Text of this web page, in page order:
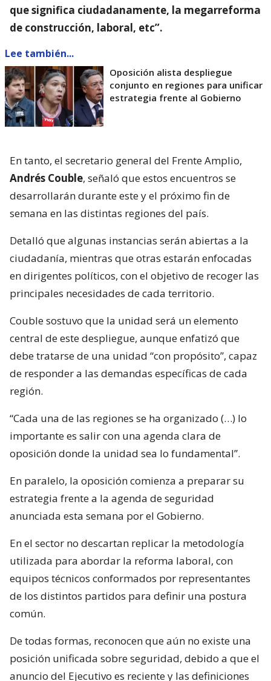
que significa ciudadanamente, la megarreforma
de construcción, laboral, etc”.
Lee también...
Oposición alista despliegue
conjunto en regiones para unificar
estrategia frente al Gobierno
En tanto, el secretario general del Frente Amplio,
Andrés Couble, señaló que estos encuentros se
desarrollarán durante este y el próximo fin de
semana en las distintas regiones del país.
Detalló que algunas instancias serán abiertas a la
ciudadanía, mientras que otras estarán enfocadas
en dirigentes políticos, con el objetivo de recoger las
principales necesidades de cada territorio.
Couble sostuvo que la unidad será un elemento
central de este despliegue, aunque enfatizó que
debe tratarse de una unidad “con propósito”, capaz
de responder a las demandas específicas de cada
región.
“Cada una de las regiones se ha organizado (…) lo
importante es salir con una agenda clara de
oposición donde la unidad sea lo fundamental”.
En paralelo, la oposición comienza a preparar su
estrategia frente a la agenda de seguridad
anunciada esta semana por el Gobierno.
En el sector no descartan replicar la metodología
utilizada para abordar la reforma laboral, con
equipos técnicos conformados por representantes
de los distintos partidos para definir una postura
común.
De todas formas, reconocen que aún no existe una
posición unificada sobre seguridad, debido a que el
anuncio del Ejecutivo es reciente y las definiciones